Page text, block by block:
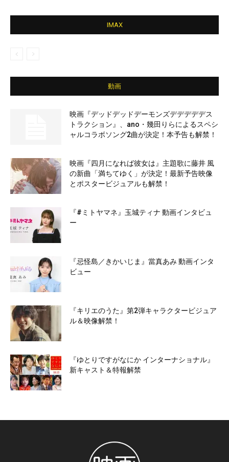
IMAX
動画
映画『デッドデッドデーモンズデデデデデス
トラクション』、ano・幾田りらによるスペシ
ャルコラボソング2曲が決定！本予告も解禁！
映画『四月になれば彼女は』主題歌に藤井 風
の新曲「満ちてゆく」が決定！最新予告映像
とポスタービジュアルも解禁！
『#ミトヤマネ』玉城ティナ 動画インタビュ
ー
『忌怪島／きかいじま』當真あみ 動画インタ
ビュー
『キリエのうた』第2弾キャラクタービジュア
ル＆映像解禁！
『ゆとりですがなにか インターナショナル』
新キャスト＆特報解禁